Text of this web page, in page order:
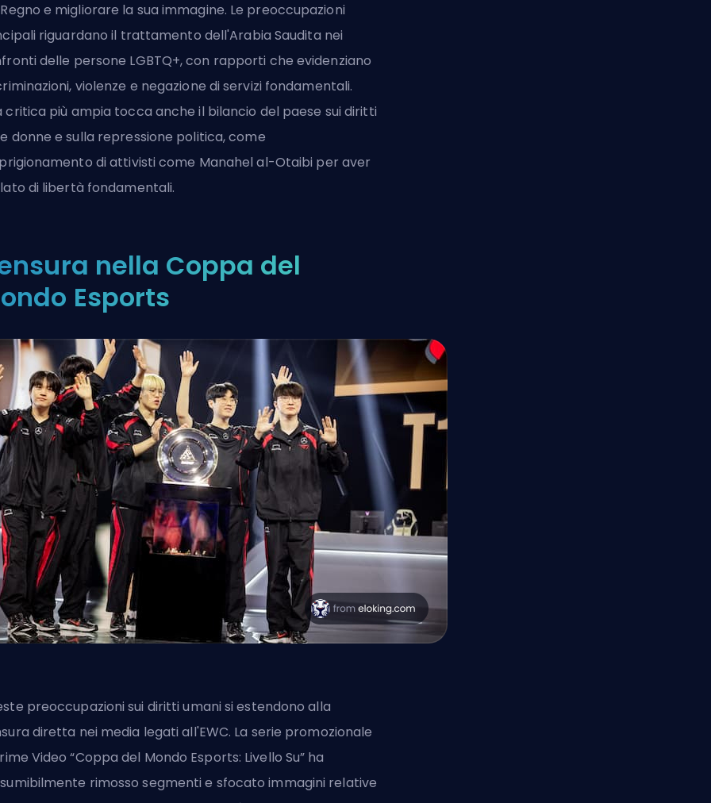
e migliorare la sua immagine. Le preoccupazioni
riguardano il trattamento dell'Arabia Saudita nei
delle persone LGBTQ+, con rapporti che evidenziano
violenze e negazione di servizi fondamentali.
critica più ampia tocca anche il bilancio del paese sui diritti
donne e sulla repressione politica, come
di attivisti come Manahel al-Otaibi per aver
di libertà fondamentali.
nella Coppa del
Esports
preoccupazioni sui diritti umani si estendono alla
diretta nei media legati all'EWC. La serie promozionale
Video “Coppa del Mondo Esports: Livello Su” ha
rimosso segmenti e sfocato immagini relative